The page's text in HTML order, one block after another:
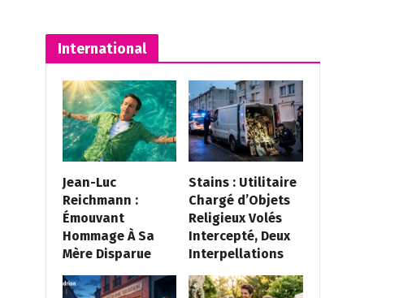
International
Jean-Luc
Reichmann :
Émouvant
Hommage À Sa
Mère Disparue
Stains : Utilitaire
Chargé d’Objets
Religieux Volés
Intercepté, Deux
Interpellations